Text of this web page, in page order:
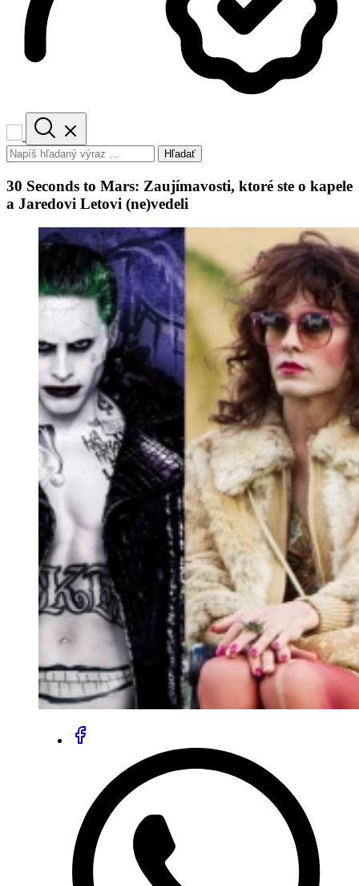
Hľadať
30 Seconds to Mars: Zaujímavosti, ktoré ste o kapele
a Jaredovi Letovi (ne)vedeli